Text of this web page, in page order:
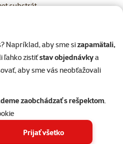
Napríklad, aby sme sizapamätali,
ľahko zistiťstav objednávkya
aby sme vás neobťažovali
zaobchádzať s rešpektom.
Prijať všetko
substrát
4,5 kg
0%